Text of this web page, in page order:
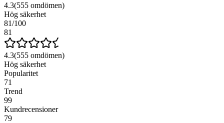
4.3(555 omdömen)
Hög säkerhet
81/100
81
4.3(555 omdömen)
Hög säkerhet
Popularitet
71
Trend
99
Kundrecensioner
79